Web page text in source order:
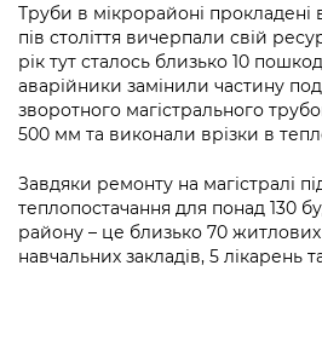
Підприємства, установи,
Kyiv International Relations
Річні звіти
Безбар'єрність
Київська міська військова
Портал Захисників та
Безбар'єрність
Портал послуг
Міський застосунок Київ
Важливе під час воєнного
Уряд» – місцевий рівень»
Важливе під час воєнного
Про відкриті дані
Портал даних Києва
Публічні дашборди
Труби в мікрорайоні прокладені
пів століття вичерпали свій
рік тут сталось близько 10
аварійники замінили частину
зворотного магістрального
500 мм та виконали врізки в
Завдяки ремонту на магістралі
теплопостачання для понад 130
району – це близько 70 житлових
навчальних закладів, 5 лікарень